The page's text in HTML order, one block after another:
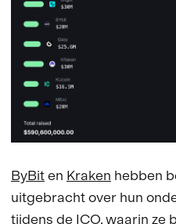
ByBiten Kraken hebben
uitgebracht over hun
tijdens de ICO, waarin ze